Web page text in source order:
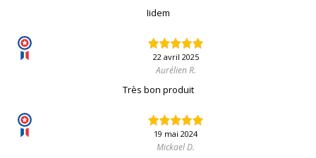
Iidem
22 avril 2025
Aurélien R.
Très bon produit
19 mai 2024
Mickael D.